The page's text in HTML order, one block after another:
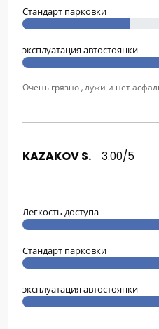
Стандарт парковки
эксплуатация автостоянки
Очень грязно , лужи и нет
KAZAKOV S. 3.00/5
Легкость доступа
Стандарт парковки
эксплуатация автостоянки